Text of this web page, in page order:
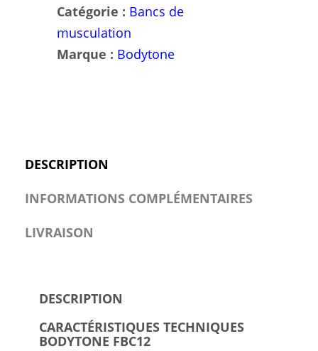
Catégorie : Bancs de
musculation
Marque : Bodytone
DESCRIPTION
INFORMATIONS COMPLÉMENTAIRES
LIVRAISON
DESCRIPTION
CARACTÉRISTIQUES TECHNIQUES
BODYTONE FBC12